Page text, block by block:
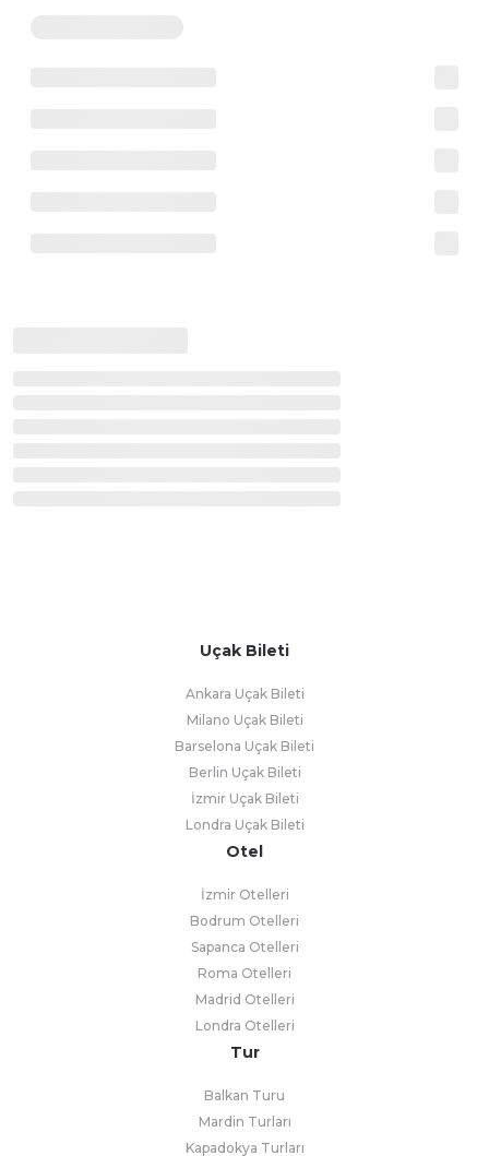
Uçak Bileti
Ankara Uçak Bileti
Milano Uçak Bileti
Barselona Uçak Bileti
Berlin Uçak Bileti
İzmir Uçak Bileti
Londra Uçak Bileti
Otel
İzmir Otelleri
Bodrum Otelleri
Sapanca Otelleri
Roma Otelleri
Madrid Otelleri
Londra Otelleri
Tur
Balkan Turu
Mardin Turları
Kapadokya Turları